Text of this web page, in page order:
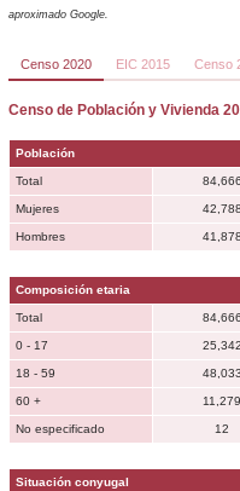
aproximado Google.
Censo 2020 EIC 2015 Censo
Censo de Población y Vivienda
Población
Total 84,666
Mujeres 42,788
Hombres 41,878
Composición etaria
Total 84,666
0 - 17 25,342
18 - 59 48,033
60 + 11,279
No especificado 12
Situación conyugal